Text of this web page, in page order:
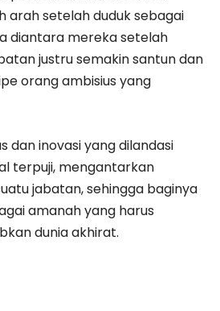
arah setelah duduk sebagai
diantara mereka setelah
justru semakin santun dan
orang ambisius yang
dan inovasi yang dilandasi
terpuji, mengantarkan
jabatan, sehingga baginya
amanah yang harus
dunia akhirat.